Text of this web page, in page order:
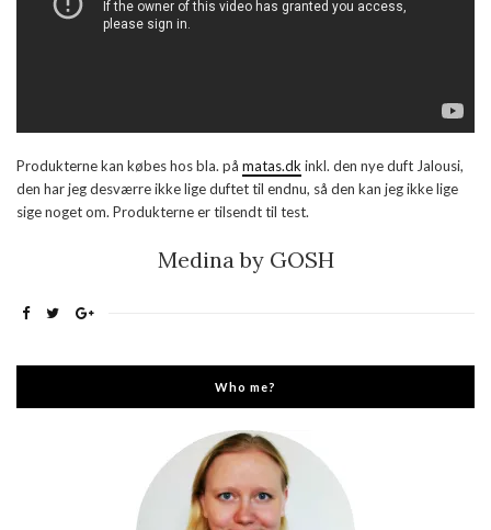
Produkterne kan købes hos bla. på matas.dkinkl. den nye duft Jalousi,
den har jeg desværre ikke lige duftet til endnu, så den kan jeg ikke lige
sige noget om. Produkterne er tilsendt til test.
Medina by GOSH
Who me?